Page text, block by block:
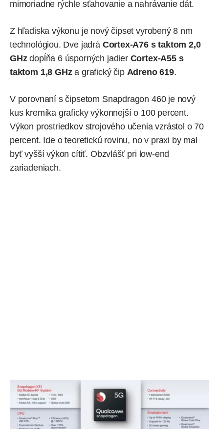
mimoriadne rýchle sťahovanie a nahrávanie dát.
Z hľadiska výkonu je nový čipset vyrobený 8 nm
technológiou. Dve jadrá Cortex-A76 s taktom 2,0
GHzdopĺňa 6 úsporných jadier Cortex-A55 s
taktom 1,8 GHza grafický čip Adreno 619.
V porovnaní s čipsetom Snapdragon 460 je nový
kus kremíka graficky výkonnejší o 100 percent.
Výkon prostriedkov strojového učenia vzrástol o 70
percent. Ide o teoretickú rovinu, no v praxi by mal
byť vyšší výkon cítiť. Obzvlášť pri low-end
zariadeniach.